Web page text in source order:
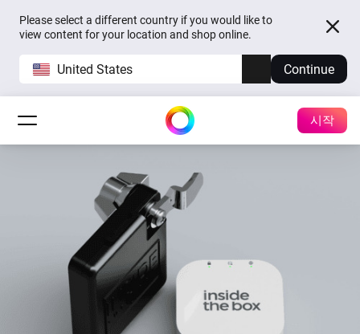
Please select a different country if you would like to
view content for your location and shop online.
United States Continue
시작